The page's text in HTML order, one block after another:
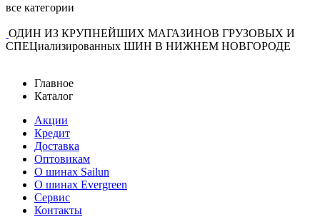
все категории
ОДИН ИЗ КРУПНЕЙШИХ МАГАЗИНОВ ГРУЗОВЫХ И
СПЕЦиализированных ШИН В НИЖНЕМ НОВГОРОДЕ
Главное
Каталог
Акции
Кредит
Доставка
Оптовикам
О шинах Sailun
О шинах Evergreen
Сервис
Контакты